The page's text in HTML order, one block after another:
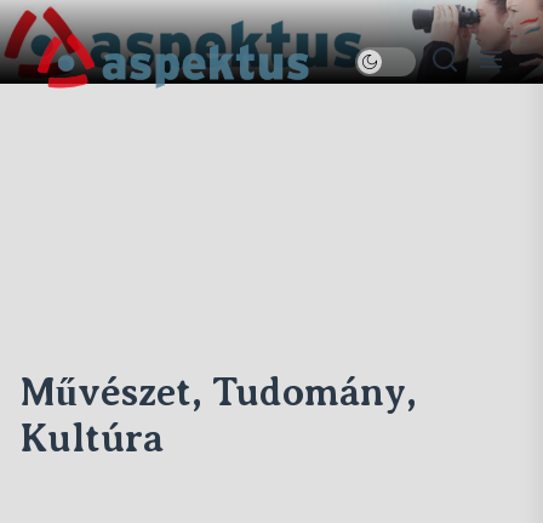
Skip
to
the
Új
Aspektus
Művészet, Tudomány,
Kultúra